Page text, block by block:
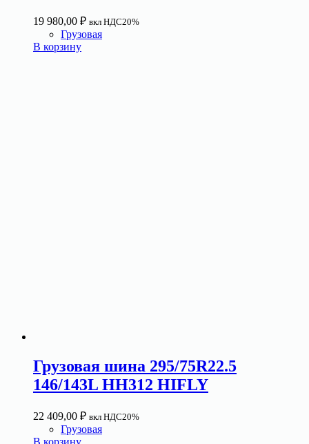
19 980,00 ₽ вкл НДС20%
Грузовая
В корзину
Грузовая шина 295/75R22.5
146/143L HH312 HIFLY
22 409,00 ₽ вкл НДС20%
Грузовая
В корзину